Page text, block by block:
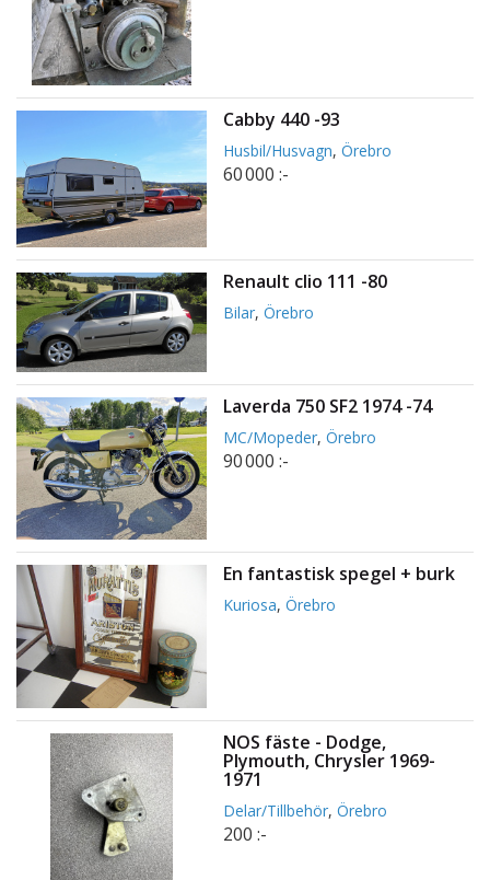
Cabby 440 -93
Husbil/Husvagn,Örebro
60 000 :-
Renault clio 111 -80
Bilar,Örebro
Laverda 750 SF2 1974 -74
MC/Mopeder,Örebro
90 000 :-
En fantastisk spegel + burk
Kuriosa,Örebro
NOS fäste - Dodge,
Plymouth, Chrysler 1969-
1971
Delar/Tillbehör,Örebro
200 :-